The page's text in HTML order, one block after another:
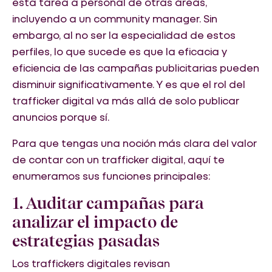
incluyendo a un community manager. Sin
embargo, al no ser la especialidad de estos
perfiles, lo que sucede es que la eficacia y
eficiencia de las campañas publicitarias pueden
disminuir significativamente. Y es que el rol del
trafficker digital va más allá de solo publicar
anuncios porque sí.
Para que tengas una noción más clara del valor
de contar con un trafficker digital, aquí te
enumeramos sus funciones principales:
1. Auditar campañas para
analizar el impacto de
estrategias pasadas
Los traffickers digitales revisan